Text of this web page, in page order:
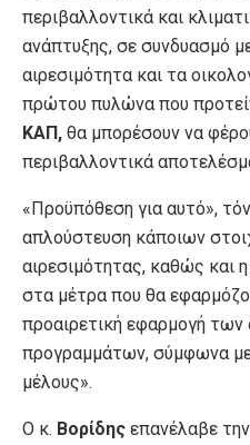
περιβαλλοντικά και
ανάπτυξης, σε συνδυασμό
αιρεσιμότητα και τα
πρώτου πυλώνα που
ΚΑΠ, θα μπορέσουν να
περιβαλλοντικά
«Προϋπόθεση για αυτό»,
απλούστευση κάποιων
αιρεσιμότητας, καθώς και
στα μέτρα που θα
προαιρετική εφαρμογή των
προγραμμάτων, σύμφωνα
μέλους».
Ο κ. Βορίδης επανέλαβε